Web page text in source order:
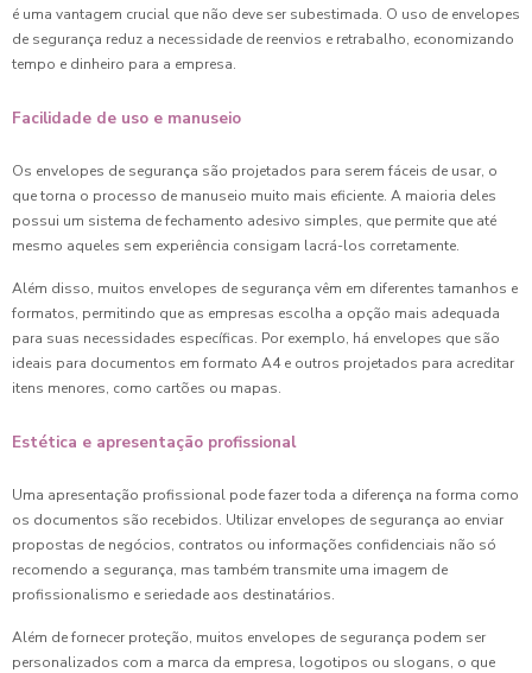
é uma vantagem crucial que não deve ser subestimada. O uso de envelopes
de segurança reduz a necessidade de reenvios e retrabalho, economizando
tempo e dinheiro para a empresa.
Facilidade de uso e manuseio
Os envelopes de segurança são projetados para serem fáceis de usar, o
que torna o processo de manuseio muito mais eficiente. A maioria deles
possui um sistema de fechamento adesivo simples, que permite que até
mesmo aqueles sem experiência consigam lacrá-los corretamente.
Além disso, muitos envelopes de segurança vêm em diferentes tamanhos e
formatos, permitindo que as empresas escolha a opção mais adequada
para suas necessidades específicas. Por exemplo, há envelopes que são
ideais para documentos em formato A4 e outros projetados para acreditar
itens menores, como cartões ou mapas.
Estética e apresentação profissional
Uma apresentação profissional pode fazer toda a diferença na forma como
os documentos são recebidos. Utilizar envelopes de segurança ao enviar
propostas de negócios, contratos ou informações confidenciais não só
recomendo a segurança, mas também transmite uma imagem de
profissionalismo e seriedade aos destinatários.
Além de fornecer proteção, muitos envelopes de segurança podem ser
personalizados com a marca da empresa, logotipos ou slogans, o que